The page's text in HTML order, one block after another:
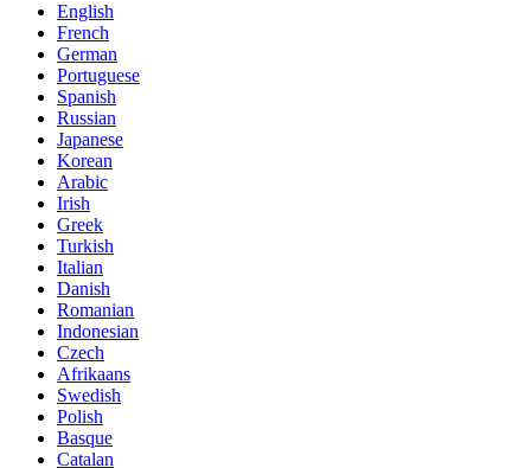
English
French
German
Portuguese
Spanish
Russian
Japanese
Korean
Arabic
Irish
Greek
Turkish
Italian
Danish
Romanian
Indonesian
Czech
Afrikaans
Swedish
Polish
Basque
Catalan